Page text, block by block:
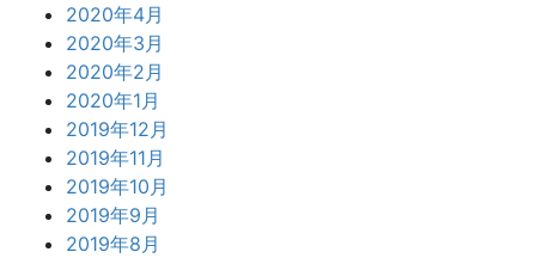
2020年4月
2020年3月
2020年2月
2020年1月
2019年12月
2019年11月
2019年10月
2019年9月
2019年8月